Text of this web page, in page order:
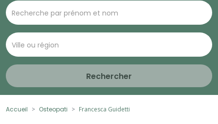
Rechercher
Accueil Osteopati Francesca Guidetti